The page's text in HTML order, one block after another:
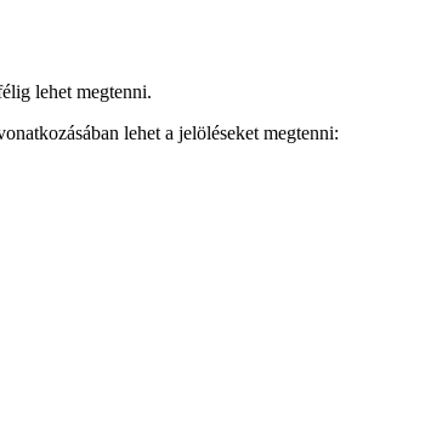
lehet megtenni.
lehet a jelöléseket megtenni: